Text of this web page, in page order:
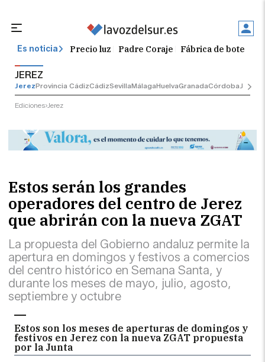
Es noticia Precio luz Padre Coraje Fábrica de botellas
JEREZ
JerezProvincia CádizCádizSevillaMálagaHuelvaGranadaCórdobaJaén
Ediciones Jerez
Estos serán los grandes
operadores del centro de Jerez
que abrirán con la nueva ZGAT
La propuesta del Gobierno andaluz permite la
apertura en domingos y festivos a comercios
del centro histórico en Semana Santa, y
durante los meses de mayo, julio, agosto,
septiembre y octubre
Estos son los meses de aperturas de domingos y
festivos en Jerez con la nueva ZGAT propuesta
por la Junta